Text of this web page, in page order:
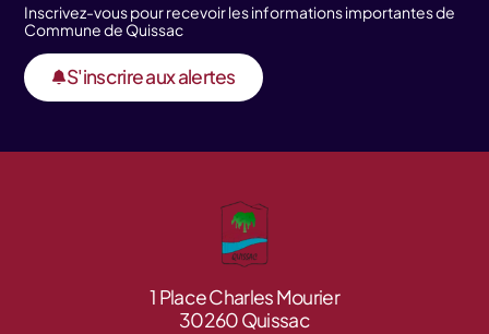
Inscrivez-vous pour recevoir les informations importantes de
Commune de Quissac
S'inscrire aux alertes
1 Place Charles Mourier
30260 Quissac